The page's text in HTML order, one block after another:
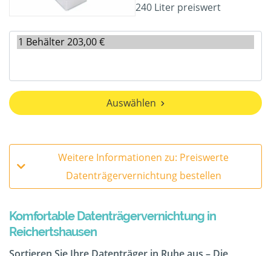
240 Liter preiswert
Auswählen
Weitere Informationen zu: Preiswerte
Datenträgervernichtung bestellen
Komfortable Datenträgervernichtung in
Reichertshausen